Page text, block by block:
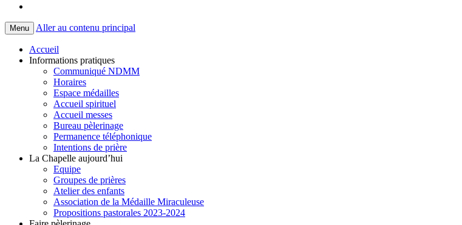
Menu Aller au contenu principal
Accueil
Informations pratiques
Communiqué NDMM
Horaires
Espace médailles
Accueil spirituel
Accueil messes
Bureau pèlerinage
Permanence téléphonique
Intentions de prière
La Chapelle aujourd’hui
Equipe
Groupes de prières
Atelier des enfants
Association de la Médaille Miraculeuse
Propositions pastorales 2023-2024